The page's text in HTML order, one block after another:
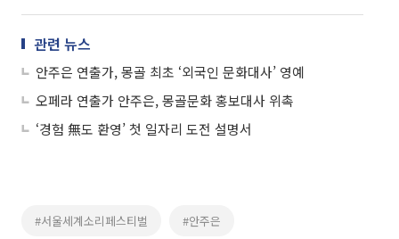
관련 뉴스
안주은 연출가, 몽골 최초 ‘외국인 문화대사’ 영예
오페라 연출가 안주은, 몽골문화 홍보대사 위촉
‘경험 無도 환영’ 첫 일자리 도전 설명서
#서울세계소리페스티벌 #안주은